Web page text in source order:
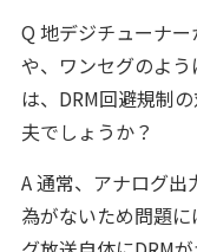
Q 地デジチューナ
や、ワンセグのよ
は、DRM回避規制
夫でしょうか？
A 通常、アナログ
為がないため問題